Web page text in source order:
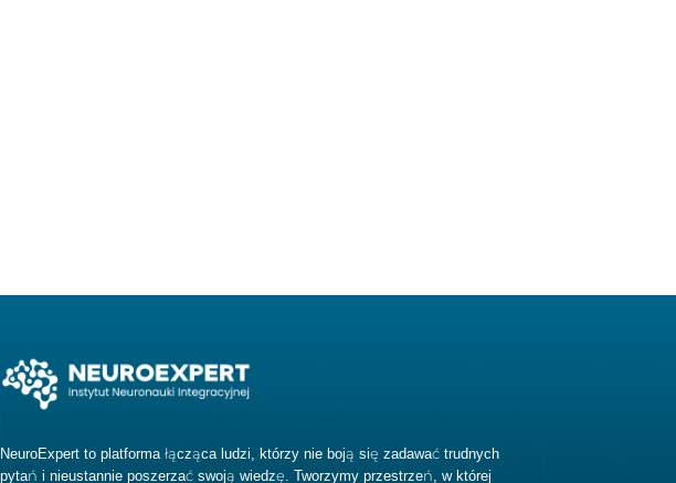
NeuroExpert to platforma łącząca ludzi, którzy nie boją się zadawać trudnych
pytań i nieustannie poszerzać swoją wiedzę. Tworzymy przestrzeń, w której